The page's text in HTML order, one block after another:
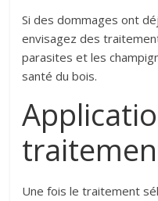
Si des dommages ont
envisagez des
parasites et les
santé du bois.
Une fois le traitement